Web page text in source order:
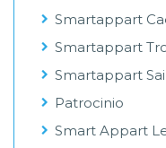
Smartappart
Smartappart
Smartappart
Patrocinio
Smart Appart